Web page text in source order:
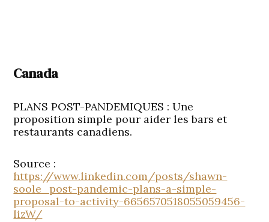
Canada
PLANS POST-PANDEMIQUES : Une
proposition simple pour aider les bars et
restaurants canadiens.
Source :
https://www.linkedin.com/posts/shawn-
soole_post-pandemic-plans-a-simple-
proposal-to-activity-6656570518055059456-
lizW/